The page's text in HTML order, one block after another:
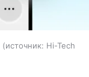
источник: Hi-Tech